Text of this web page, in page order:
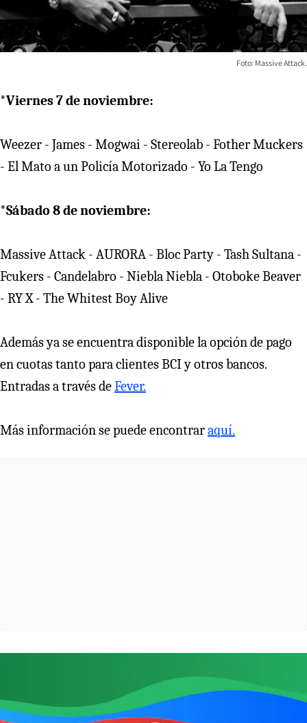
Foto: Massive Attack.
*Viernes 7 de noviembre:
Weezer - James - Mogwai - Stereolab - Fother Muckers
- El Mato a un Policía Motorizado - Yo La Tengo
*Sábado 8 de noviembre:
Massive Attack - AURORA - Bloc Party - Tash Sultana -
Fcukers - Candelabro - Niebla Niebla - Otoboke Beaver
- RY X - The Whitest Boy Alive
Además ya se encuentra disponible la opción de pago
en cuotas tanto para clientes BCI y otros bancos.
Entradas a través deFever.
Más información se puede encontraraquí.